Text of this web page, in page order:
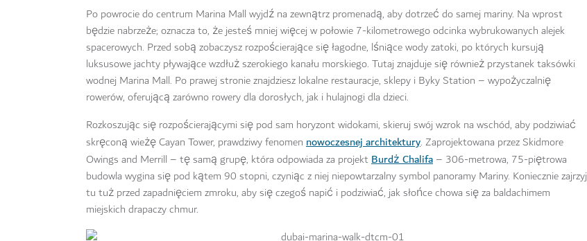
Po powrocie do centrum Marina Mall wyjdź na zewnątrz promenadą, aby dotrzeć do samej mariny. Na wprost
będzie nabrzeże; oznacza to, że jesteś mniej więcej w połowie 7-kilometrowego odcinka wybrukowanych alejek
spacerowych. Przed sobą zobaczysz rozpościerające się łagodne, lśniące wody zatoki, po których kursują
luksusowe jachty pływające wzdłuż szerokiego kanału morskiego. Tutaj znajduje się również przystanek taksówki
wodnej Marina Mall. Po prawej stronie znajdziesz lokalne restauracje, sklepy i Byky Station – wypożyczalnię
rowerów, oferującą zarówno rowery dla dorosłych, jak i hulajnogi dla dzieci.
Rozkoszując się rozpościerającymi się pod sam horyzont widokami, skieruj swój wzrok na wschód, aby podziwiać
skręconą wieżę Cayan Tower, prawdziwy fenomen nowoczesnej architektury. Zaprojektowana przez Skidmore
Owings and Merrill – tę samą grupę, która odpowiada za projektBurdż Chalifa – 306-metrowa, 75-piętrowa
budowla wygina się pod kątem 90 stopni, czyniąc z niej niepowtarzalny symbol panoramy Mariny. Koniecznie zajrzyj
tu tuż przed zapadnięciem zmroku, aby się czegoś napić i podziwiać, jak słońce chowa się za baldachimem
miejskich drapaczy chmur.